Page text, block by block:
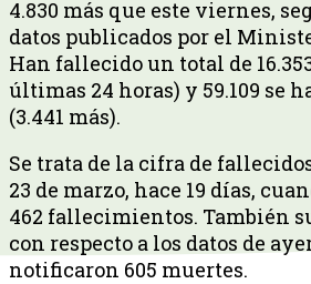
4.830 más que este viernes,
datos publicados por el
Han fallecido un total de
últimas 24 horas) y 59.109 se
(3.441 más).
Se trata de la cifra de
23 de marzo, hace 19 días,
462 fallecimientos. También
con respecto a los datos de
notificaron 605 muertes.